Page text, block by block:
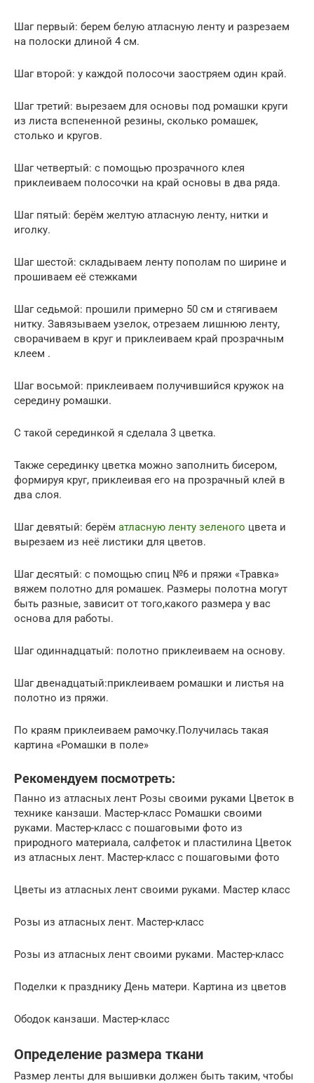
Шаг первый: берем белую атласную ленту и разрезаем
на полоски длиной 4 см.
Шаг второй: у каждой полосочи заостряем один край.
Шаг третий: вырезаем для основы под ромашки круги
из листа вспененной резины, сколько ромашек,
столько и кругов.
Шаг четвертый: с помощью прозрачного клея
приклеиваем полосочки на край основы в два ряда.
Шаг пятый: берём желтую атласную ленту, нитки и
иголку.
Шаг шестой: складываем ленту пополам по ширине и
прошиваем её стежками
Шаг седьмой: прошили примерно 50 см и стягиваем
нитку. Завязываем узелок, отрезаем лишнюю ленту,
сворачиваем в круг и приклеиваем край прозрачным
клеем .
Шаг восьмой: приклеиваем получившийся кружок на
середину ромашки.
С такой серединкой я сделала 3 цветка.
Также серединку цветка можно заполнить бисером,
формируя круг, приклеивая его на прозрачный клей в
два слоя.
Шаг девятый: берём атласную ленту зеленого цвета и
вырезаем из неё листики для цветов.
Шаг десятый: с помощью спиц №6 и пряжи «Травка»
вяжем полотно для ромашек. Размеры полотна могут
быть разные, зависит от того,какого размера у вас
основа для работы.
Шаг одиннадцатый: полотно приклеиваем на основу.
Шаг двенадцатый:приклеиваем ромашки и листья на
полотно из пряжи.
По краям приклеиваем рамочку.Получилась такая
картина «Ромашки в поле»
Рекомендуем посмотреть:
Панно из атласных лент Розы своими руками Цветок в
технике канзаши. Мастер-класс Ромашки своими
руками. Мастер-класс с пошаговыми фото из
природного материала, салфеток и пластилина Цветок
из атласных лент. Мастер-класс с пошаговыми фото
Цветы из атласных лент своими руками. Мастер класс
Розы из атласных лент. Мастер-класс
Розы из атласных лент своими руками. Мастер-класс
Поделки к празднику День матери. Картина из цветов
Ободок канзаши. Мастер-класс
Определение размера ткани
Размер ленты для вышивки должен быть таким, чтобы